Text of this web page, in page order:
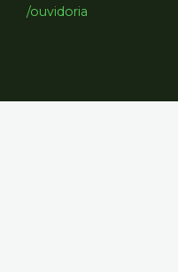
/ouvidoria